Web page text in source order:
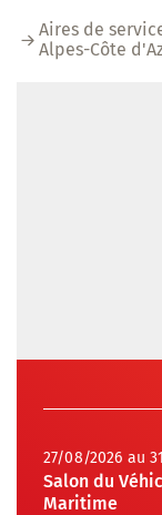
Aires de
Alpes-Côte
27/08/2026 au
Salon du
Maritime